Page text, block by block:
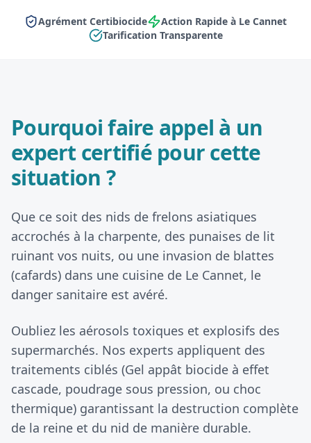
Agrément Certibiocide
Action Rapide à Le Cannet
Tarification Transparente
Pourquoi faire appel à un
expert certifié pour cette
situation ?
Que ce soit des nids de frelons asiatiques
accrochés à la charpente, des punaises de lit
ruinant vos nuits, ou une invasion de blattes
(cafards) dans une cuisine de Le Cannet, le
danger sanitaire est avéré.
Oubliez les aérosols toxiques et explosifs des
supermarchés. Nos experts appliquent des
traitements ciblés (Gel appât biocide à effet
cascade, poudrage sous pression, ou choc
thermique) garantissant la destruction complète
de la reine et du nid de manière durable.